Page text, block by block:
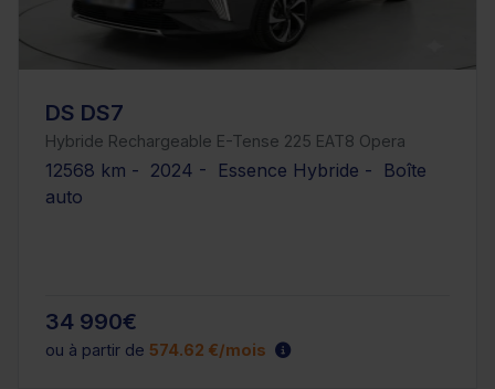
DS DS7
Hybride Rechargeable E-Tense 225 EAT8 Opera
12568 km - 2024 - Essence Hybride - Boîte
auto
34 990€
ou à partir de 574.62 €/mois